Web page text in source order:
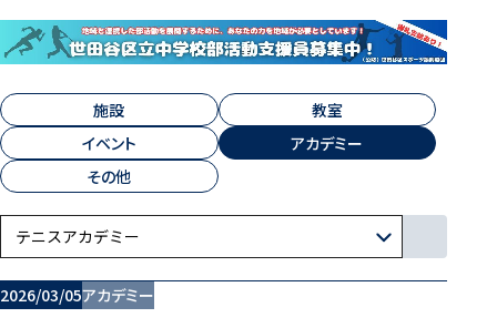
施設
教室
イベント
アカデミー
その他
2026/03/05アカデミー